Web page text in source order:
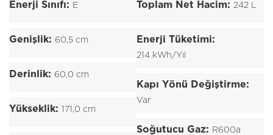
Enerji Sınıfı: E
Genişlik: 60,5 cm
Derinlik: 60,0 cm
Yükseklik: 171,0 cm
Toplam Net Hacim: 242 L
Enerji Tüketimi:
214 kWh/Yıl
Kapı Yönü Değiştirme:
Var
Soğutucu Gaz: R600a